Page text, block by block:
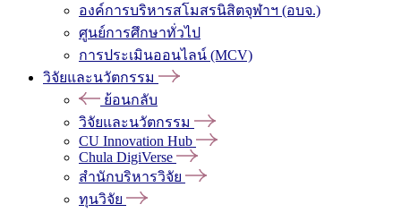
องค์การบริหารสโมสรนิสิตจุฬาฯ (อบจ.)
ศูนย์การศึกษาทั่วไป
การประเมินออนไลน์ (MCV)
วิจัยและนวัตกรรม
ย้อนกลับ
วิจัยและนวัตกรรม
CU Innovation Hub
Chula DigiVerse
สำนักบริหารวิจัย
ทุนวิจัย